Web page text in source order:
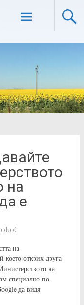
на
е
на
което открих друга
на
специално по-
да видя